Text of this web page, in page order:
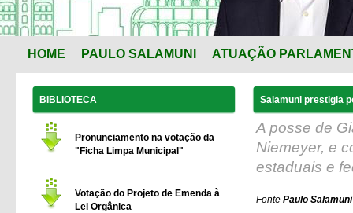
HOME PAULO SALAMUNI ATUAÇÃO
BIBLIOTECA
Pronunciamento na votação da
"Ficha Limpa Municipal"
Votação do Projeto de Emenda à
Lei Orgânica
Salamuni prestigia
A posse de
Niemeyer, e
estaduais e
Fonte Paulo